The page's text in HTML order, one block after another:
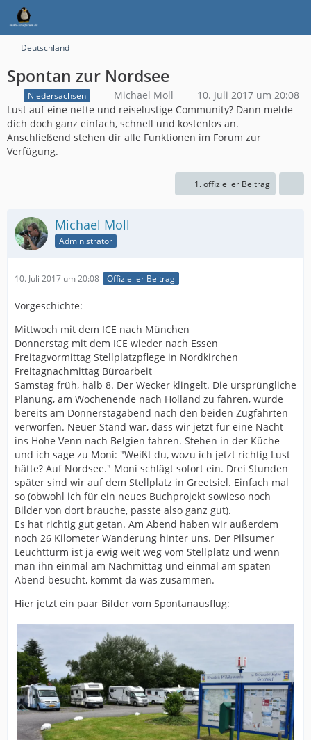
Deutschland
Spontan zur Nordsee
Niedersachsen Michael Moll
10. Juli 2017 um 20:08
Lust auf eine nette und reiselustige Community? Dann melde
dich doch ganz einfach, schnell und kostenlos an.
Anschließend stehen dir alle Funktionen im Forum zur
Verfügung.
1. offizieller Beitrag
Michael Moll
Administrator
10. Juli 2017 um 20:08 Offizieller Beitrag
Vorgeschichte:
Mittwoch mit dem ICE nach München
Donnerstag mit dem ICE wieder nach Essen
Freitagvormittag Stellplatzpflege in Nordkirchen
Freitagnachmittag Büroarbeit
Samstag früh, halb 8. Der Wecker klingelt. Die ursprüngliche
Planung, am Wochenende nach Holland zu fahren, wurde
bereits am Donnerstagabend nach den beiden Zugfahrten
verworfen. Neuer Stand war, dass wir jetzt für eine Nacht
ins Hohe Venn nach Belgien fahren. Stehen in der Küche
und ich sage zu Moni: "Weißt du, wozu ich jetzt richtig Lust
hätte? Auf Nordsee." Moni schlägt sofort ein. Drei Stunden
später sind wir auf dem Stellplatz in Greetsiel. Einfach mal
so (obwohl ich für ein neues Buchprojekt sowieso noch
Bilder von dort brauche, passte also ganz gut).
Es hat richtig gut getan. Am Abend haben wir außerdem
noch 26 Kilometer Wanderung hinter uns. Der Pilsumer
Leuchtturm ist ja ewig weit weg vom Stellplatz und wenn
man ihn einmal am Nachmittag und einmal am späten
Abend besucht, kommt da was zusammen.
Hier jetzt ein paar Bilder vom Spontanausflug: